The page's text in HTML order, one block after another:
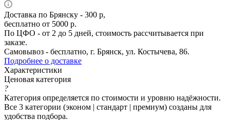
Доставка по Брянску - 300 р,
бесплатно от 5000 р.
По ЦФО - от 2 до 5 дней, стоимость рассчитывается при
заказе.
Самовывоз - бесплатно, г. Брянск, ул. Костычева, 86.
Подробнее о доставке
Характеристики
Ценовая категория
?
Категория определяется по стоимости и уровню надёжности.
Все 3 категории (эконом | стандарт | премиум) созданы для
удобства подбора.